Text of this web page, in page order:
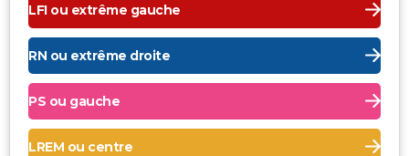
LFI ou extrême gauche
RN ou extrême droite
PS ou gauche
LREM ou centre